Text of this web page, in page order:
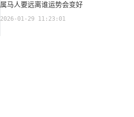
属马人要远离谁运势会变好
2026-01-29 11:23:01